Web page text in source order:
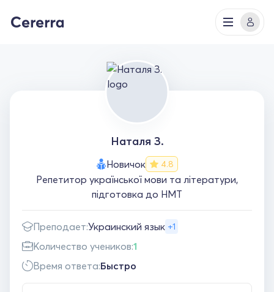
Наталя З.
Новичок 4.8
Репетитор української мови та літератури,
підготовка до НМТ
Преподает:Украинский язык +1
Количество учеников:1
Время ответа:Быстро